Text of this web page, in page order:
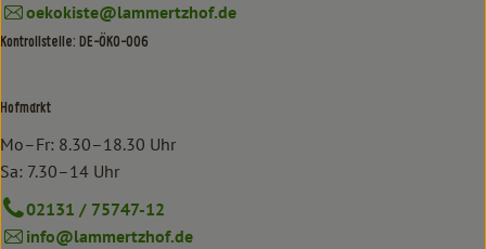
oekokiste@lammertzhof.de
Kontrollstelle: DE-ÖKO-006
Hofmarkt
Mo–Fr: 8.30–18.30 Uhr
Sa: 7.30–14 Uhr
02131 / 75747-12
info@lammertzhof.de